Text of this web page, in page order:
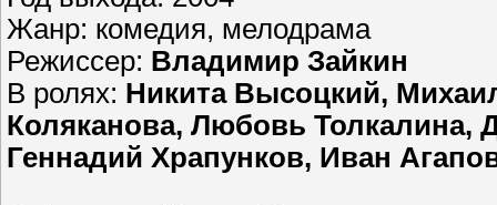
Жанр: комедия, мелодрама
Режиссер: Владимир Зайкин
В ролях: Никита Высоцкий,
Коляканова, Любовь
Геннадий Храпунков, Иван